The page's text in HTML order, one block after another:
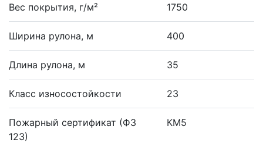
Вес покрытия, г/м² 1750
Ширина рулона, м 400
Длина рулона, м 35
Класс износостойкости 23
Пожарный сертификат (ФЗ
123)
КМ5